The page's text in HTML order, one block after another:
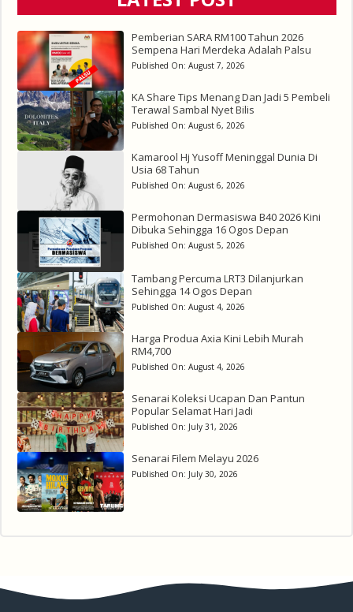
Pemberian SARA RM100 Tahun 2026
Sempena Hari Merdeka Adalah Palsu
Published On: August 7, 2026
KA Share Tips Menang Dan Jadi 5 Pembeli
Terawal Sambal Nyet Bilis
Published On: August 6, 2026
Kamarool Hj Yusoff Meninggal Dunia Di
Usia 68 Tahun
Published On: August 6, 2026
Permohonan Dermasiswa B40 2026 Kini
Dibuka Sehingga 16 Ogos Depan
Published On: August 5, 2026
Tambang Percuma LRT3 Dilanjurkan
Sehingga 14 Ogos Depan
Published On: August 4, 2026
Harga Produa Axia Kini Lebih Murah
RM4,700
Published On: August 4, 2026
Senarai Koleksi Ucapan Dan Pantun
Popular Selamat Hari Jadi
Published On: July 31, 2026
Senarai Filem Melayu 2026
Published On: July 30, 2026